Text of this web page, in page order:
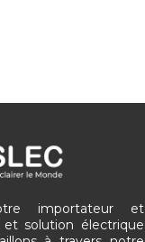
importateur et
solution électrique